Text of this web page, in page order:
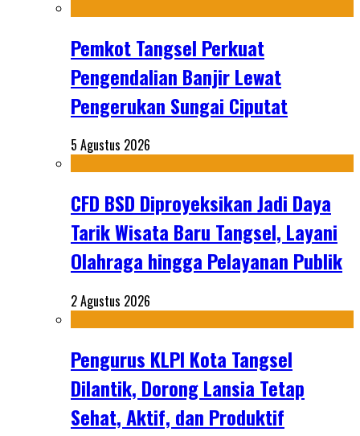
Pemkot Tangsel Perkuat
Pengendalian Banjir Lewat
Pengerukan Sungai Ciputat
5 Agustus 2026
CFD BSD Diproyeksikan Jadi Daya
Tarik Wisata Baru Tangsel, Layani
Olahraga hingga Pelayanan Publik
2 Agustus 2026
Pengurus KLPI Kota Tangsel
Dilantik, Dorong Lansia Tetap
Sehat, Aktif, dan Produktif